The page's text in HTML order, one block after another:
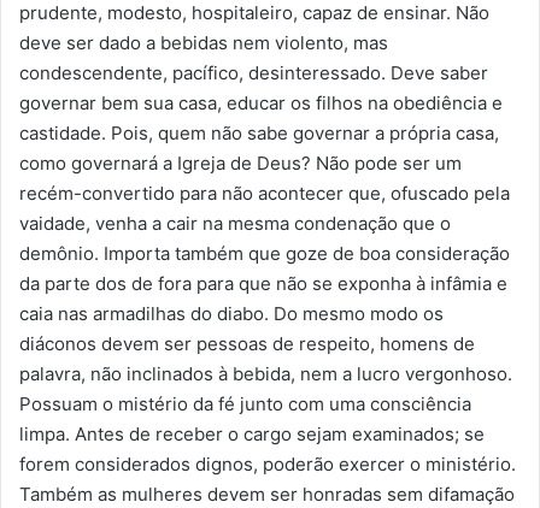
prudente, modesto, hospitaleiro, capaz de ensinar. Não
deve ser dado a bebidas nem violento, mas
condescendente, pacífico, desinteressado. Deve saber
governar bem sua casa, educar os filhos na obediência e
castidade. Pois, quem não sabe governar a própria casa,
como governará a Igreja de Deus? Não pode ser um
recém-convertido para não acontecer que, ofuscado pela
vaidade, venha a cair na mesma condenação que o
demônio. Importa também que goze de boa consideração
da parte dos de fora para que não se exponha à infâmia e
caia nas armadilhas do diabo. Do mesmo modo os
diáconos devem ser pessoas de respeito, homens de
palavra, não inclinados à bebida, nem a lucro vergonhoso.
Possuam o mistério da fé junto com uma consciência
limpa. Antes de receber o cargo sejam examinados; se
forem considerados dignos, poderão exercer o ministério.
Também as mulheres devem ser honradas sem difamação